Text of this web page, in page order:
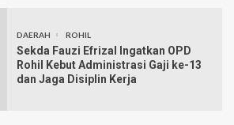
DAERAH ROHIL
Sekda Fauzi Efrizal Ingatkan OPD
Rohil Kebut Administrasi Gaji ke-13
dan Jaga Disiplin Kerja